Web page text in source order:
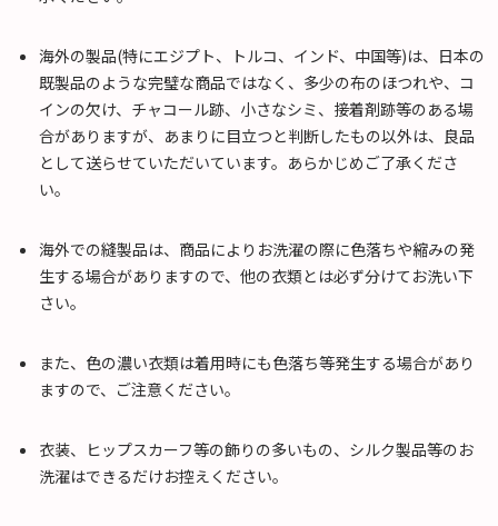
海外の製品(特にエジプト、トルコ、インド、中国等)は、日本の
既製品のような完璧な商品ではなく、多少の布のほつれや、コ
インの欠け、チャコール跡、小さなシミ、接着剤跡等のある場
合がありますが、あまりに目立つと判断したもの以外は、良品
として送らせていただいています。あらかじめご了承くださ
い。
海外での縫製品は、商品によりお洗濯の際に色落ちや縮みの発
生する場合がありますので、他の衣類とは必ず分けてお洗い下
さい。
また、色の濃い衣類は着用時にも色落ち等発生する場合があり
ますので、ご注意ください。
衣装、ヒップスカーフ等の飾りの多いもの、シルク製品等のお
洗濯はできるだけお控えください。